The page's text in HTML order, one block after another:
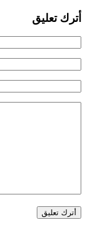
أترك تعليق